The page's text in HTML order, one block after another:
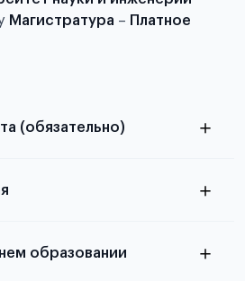
Магистратура – Платное
(обязательно)
образовании